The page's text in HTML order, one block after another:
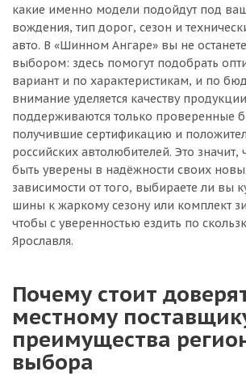
какие именно модели подойдут под
вождения, тип дорог, сезон и
авто. В «Шинном Ангаре» вы не
выбором: здесь помогут подобрать
вариант и по характеристикам, и по
внимание уделяется качеству
поддерживаются только проверенные
получившие сертификацию и
российских автолюбителей. Это
быть уверены в надёжности своих
зависимости от того, выбираете ли вы
шины к жаркому сезону или комплект
чтобы с уверенностью ездить по
Ярославля.
Почему стоит
местному
преимущества
выбора